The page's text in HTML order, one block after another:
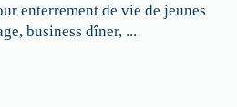
enterrement de vie de jeunes
business dîner, ...